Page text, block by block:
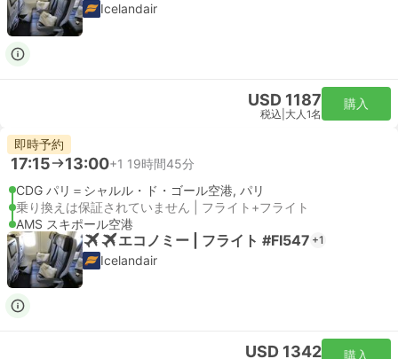
Icelandair
USD 1187
税込 大人1名
購入
即時予約
17:15 13:00+1 19時間45分
CDG パリ＝シャルル・ド・ゴール空港, パリ
乗り換えは保証されていません | フライト+フライト
AMS スキポール空港
エコノミー | フライト #FI547 +1
Icelandair
USD 1342 購入